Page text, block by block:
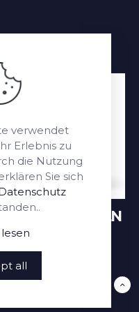
WÄRMEPUMPEN
verwendet
Erlebnis zu
die Nutzung
Sie sich
all